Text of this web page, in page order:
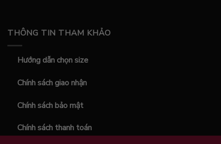
THÔNG TIN THAM KHẢO
Hướng dẫn chọn size
Chính sách giao nhận
Chính sách bảo mật
Chính sách thanh toán